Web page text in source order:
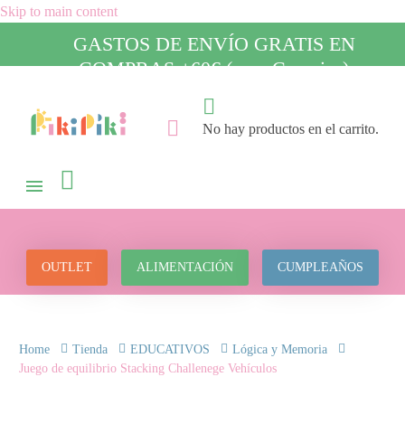
Skip to main content
GASTOS DE ENVÍO GRATIS EN
COMPRAS +60€ (para Canarias)
No hay productos en el carrito.

OUTLET ALIMENTACIÓN CUMPLEAÑOS
Home Tienda EDUCATIVOS
Lógica y Memoria
Juego de equilibrio Stacking Challenege Vehículos